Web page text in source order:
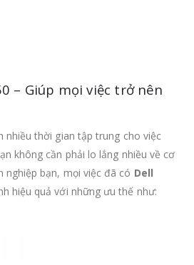
– Giúp mọi việc trở nên
nhiều thời gian tập trung cho việc
không cần phải lo lắng nhiều về cơ
nghiệp bạn, mọi việc đã có Dell
hiệu quả với những ưu thế như: